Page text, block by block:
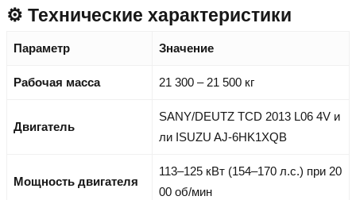
⚙️ Технические характеристики
Параметр Значение
Рабочая масса 21 300 – 21 500 кг
Двигатель
SANY/DEUTZ TCD 2013 L06 4V и
ли ISUZU AJ-6HK1XQB
Мощность двигателя
113–125 кВт (154–170 л.с.) при 20
00 об/мин